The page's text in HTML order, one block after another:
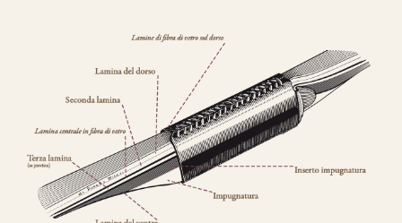
Questo modello si contraddistingue per la
composizione aTre Lamine in legno
la risposta meccanica è la medesima e